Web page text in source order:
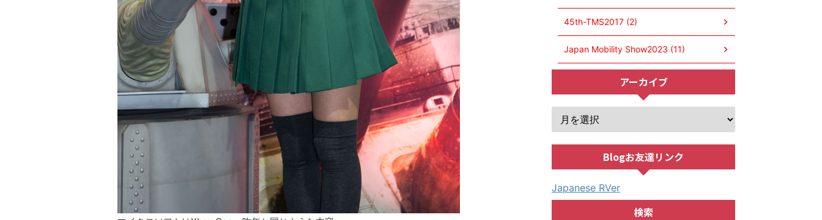
45th-TMS2017 (2)
Japan Mobility Show2023 (11)
アーカイブ
Blogお友達リンク
Japanese RVer
検索